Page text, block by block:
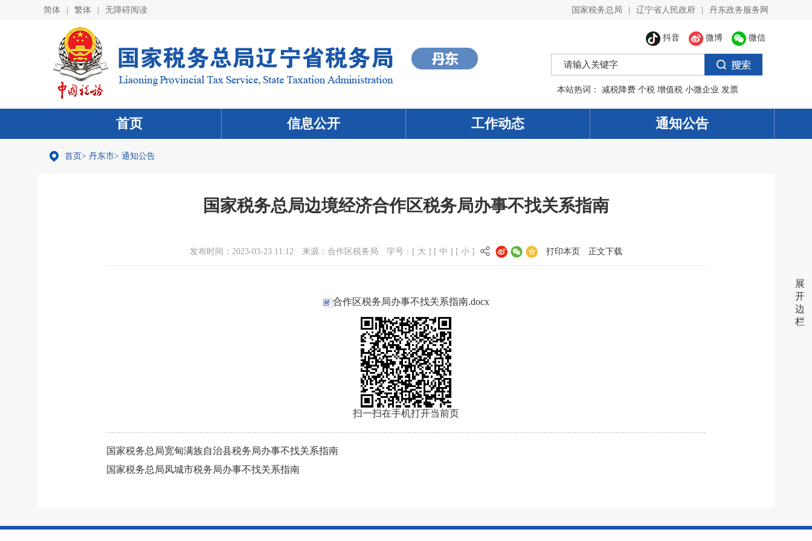
简体 繁体 无障碍阅读 国家税务总局 辽宁省人民政府 丹东政务服务网
抖音 微博 微信
本站热词： 减税降费 个税 增值税 小微企业 发票
首页 信息公开 工作动态 通知公告
首页> 丹东市> 通知公告
国家税务总局边境经济合作区税务局办事不找关系指南
发布时间：2023-03-23 11:12 来源： 合作区税务局 字号：[ 大 ] [ 中 ] [ 小 ] 打印本页 正文下载
合作区税务局办事不找关系指南.docx
扫一扫在手机打开当前页
国家税务总局宽甸满族自治县税务局办事不找关系指南
国家税务总局凤城市税务局办事不找关系指南
展
开
边
栏